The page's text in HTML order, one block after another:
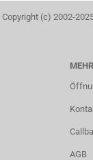
Copyright (c) 2002-
AGB